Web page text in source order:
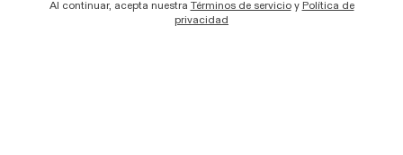
Al continuar, acepta nuestra Términos de servicio y Política de
privacidad